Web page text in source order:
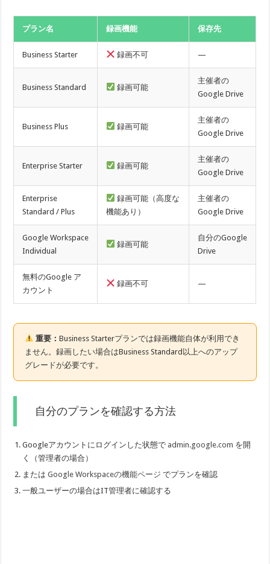
プラン名 録画機能 保存先
Business Starter 録画不可 —
Business Standard 録画可能
主催者の
Google Drive
Business Plus 録画可能
主催者の
Google Drive
Enterprise Starter 録画可能
主催者の
Google Drive
Enterprise
Standard / Plus
録画可能（高度な
機能あり）
主催者の
Google Drive
Google Workspace
Individual
録画可能
自分のGoogle
Drive
無料のGoogle ア
カウント
録画不可 —
重要：Business Starterプランでは録画機能自体が利用でき
ません。録画したい場合はBusiness Standard以上へのアップ
グレードが必要です。
自分のプランを確認する方法
Googleアカウントにログインした状態で admin.google.com を開
く（管理者の場合）
またはGoogle Workspaceの機能ページ でプランを確認
一般ユーザーの場合はIT管理者に確認する